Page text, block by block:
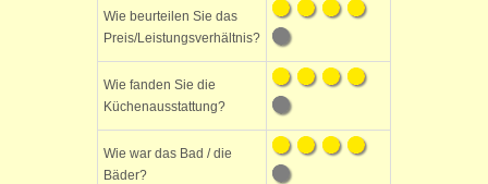
Wie beurteilen Sie das
Preis/Leistungsverhältnis?
Wie fanden Sie die
Küchenausstattung?
Wie war das Bad / die
Bäder?